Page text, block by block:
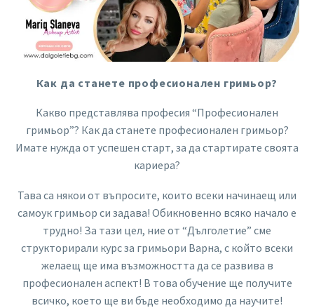
Как да станете професионален гримьор?
Какво представлява професия “Професионален
гримьор”? Как да станете професионален гримьор?
Имате нужда от успешен старт, за да стартирате своята
кариера?
Тава са някои от въпросите, които всеки начинаещ или
самоук гримьор си задава! Обикновенно всяко начало е
трудно! За тази цел, ние от “Дълголетие” сме
структорирали курс за гримьори Варна, с който всеки
желаещ ще има възможността да се развива в
професионален аспект! В това обучение ще получите
всичко, което ще ви бъде необходимо да научите!